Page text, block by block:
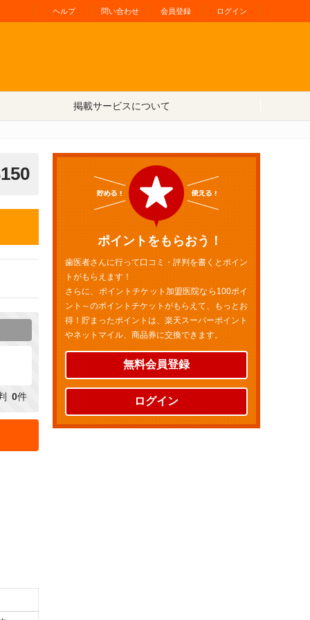
ヘルプ 問い合わせ 会員登録 ログイン
掲載サービスについて
0件
ポイントをもらおう！
歯医者さんに行って口コミ・評判を書くとポイン
トがもらえます！
さらに、ポイントチケット加盟医院なら100ポイ
ント～のポイントチケットがもらえて、もっとお
得！貯まったポイントは、楽天スーパーポイント
やネットマイル、商品券に交換できます。
無料会員登録
ログイン